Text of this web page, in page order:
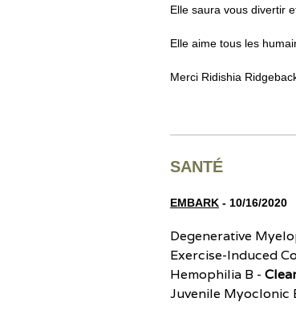
Elle saura vous divertir
Elle aime tous les
Merci Ridishia
SANTÉ
EMBARK - 10/16/2020
Degenerative
Exercise-Induced
Hemophilia B -
Juvenile Myoclonic